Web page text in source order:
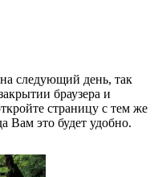
следующий день, так
браузера и
страницу с тем же
Вам это будет удобно.